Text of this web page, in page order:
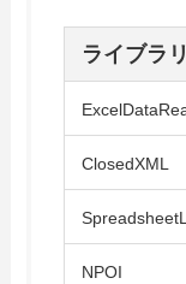
ライブラ
ClosedXML
NPOI